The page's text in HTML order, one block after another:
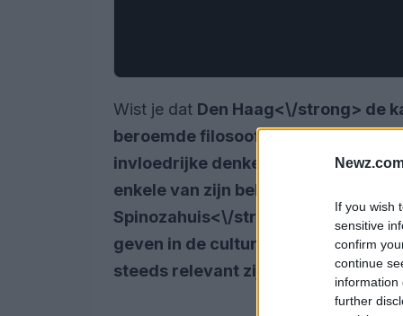
If you wish
sensitive
confirm
continue
information
further
Wist je dat Den Haag<\/strong> de
beroemde filosoofBenedictus
invloedrijke denker bracht zijn
enkele van zijn belangrijkste
Spinozahuis<\/strong> pleiten
geven in de culturele identiteit van
steeds relevant zijn en ons kunnen